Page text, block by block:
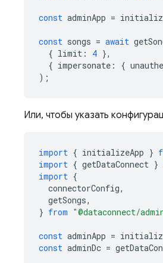
const adminApp =
const songs = await
{ limit : 4 },
{ impersonate : {
);
Или, чтобы указать
import { initializeApp }
import { getDataConnect }
import {
connectorConfig,
getSongs,
} from "@dataconnect/
const adminApp =
const adminDc =